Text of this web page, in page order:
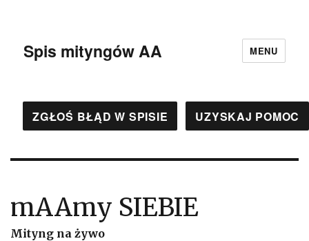
Spis mityngów AA MENU
ZGŁOŚ BŁĄD W SPISIE UZYSKAJ POMOC
mAAmy SIEBIE
Mityng na żywo